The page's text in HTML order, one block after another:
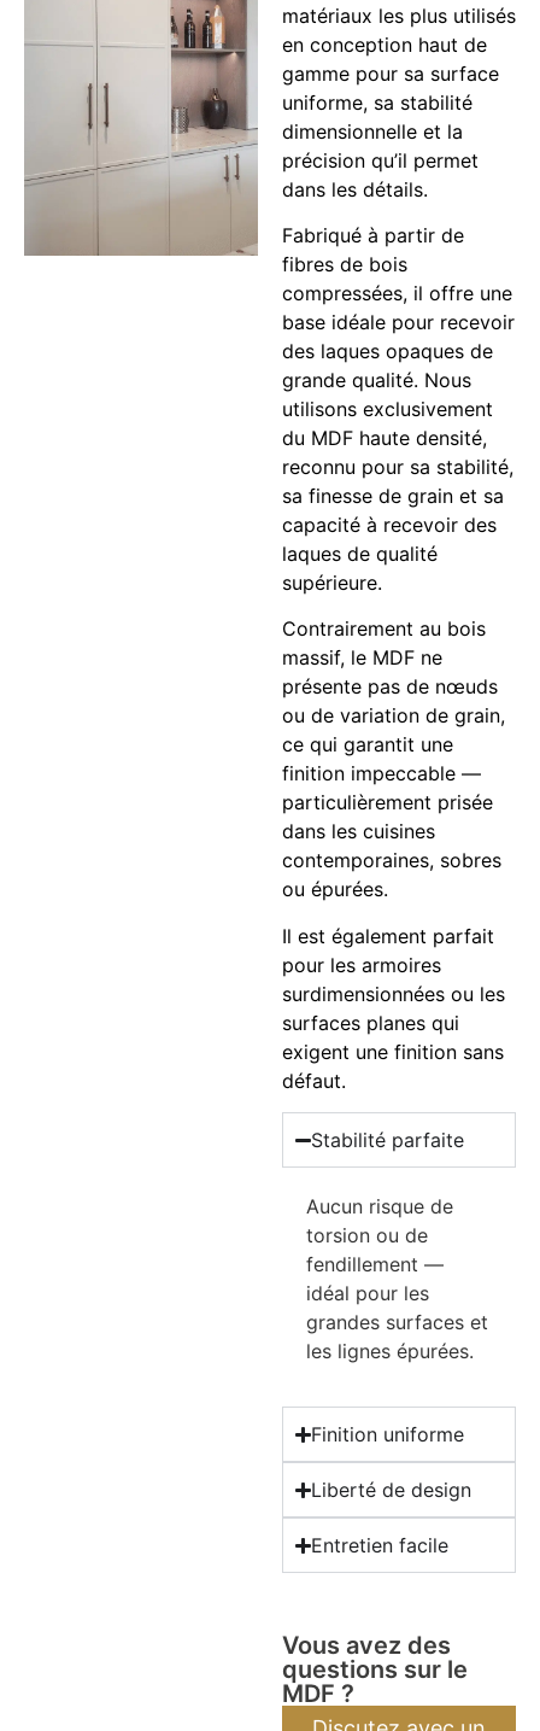
matériaux les plus utilisés
en conception haut de
gamme pour sa surface
uniforme, sa stabilité
dimensionnelle et la
précision qu’il permet
dans les détails.
Fabriqué à partir de
fibres de bois
compressées, il offre une
base idéale pour recevoir
des laques opaques de
grande qualité. Nous
utilisons exclusivement
du MDF haute densité,
reconnu pour sa stabilité,
sa finesse de grain et sa
capacité à recevoir des
laques de qualité
supérieure.
Contrairement au bois
massif, le MDF ne
présente pas de nœuds
ou de variation de grain,
ce qui garantit une
finition impeccable —
particulièrement prisée
dans les cuisines
contemporaines, sobres
ou épurées.
Il est également parfait
pour les armoires
surdimensionnées ou les
surfaces planes qui
exigent une finition sans
défaut.
Stabilité parfaite
Aucun risque de
torsion ou de
fendillement —
idéal pour les
grandes surfaces et
les lignes épurées.
Finition uniforme
Liberté de design
Entretien facile
Vous avez des
questions sur le
MDF ?